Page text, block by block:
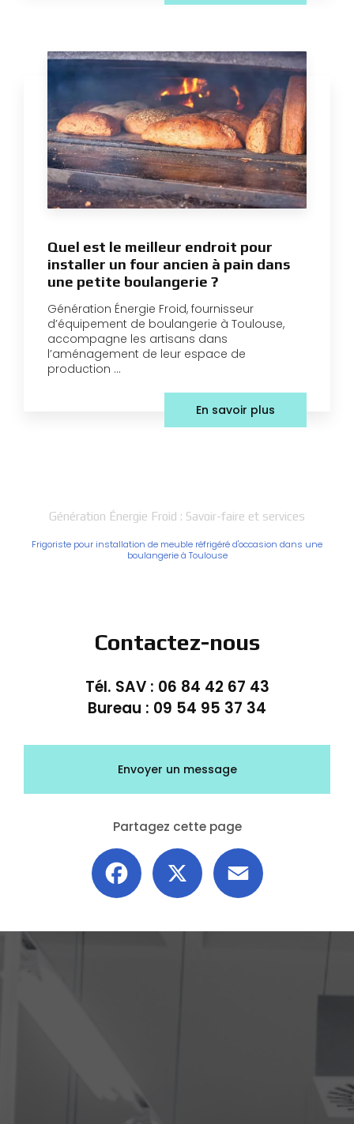
Quel est le meilleur endroit pour
installer un four ancien à pain dans
une petite boulangerie ?
Génération Énergie Froid, fournisseur
d’équipement de boulangerie à Toulouse,
accompagne les artisans dans
l’aménagement de leur espace de
production ...
En savoir plus
Génération Énergie Froid : Savoir-faire et services
Frigoriste pour installation de meuble réfrigéré d'occasion dans une
boulangerie à Toulouse
Contactez-nous
Tél. SAV : 06 84 42 67 43
Bureau : 09 54 95 37 34
Envoyer un message
Partagez cette page
Facebook